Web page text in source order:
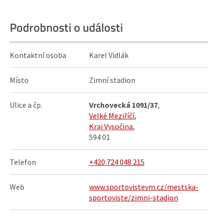
Podrobnosti o události
Kontaktní osoba Karel Vidlák
Místo Zimní stadion
Ulice a čp. Vrchovecká 1091/37,
Velké Meziříčí,
Kraj Vysočina,
594 01
Telefon +420 724 048 215‬
Web
www.sportovistevm.cz/mestska-
sportoviste/zimni-stadion